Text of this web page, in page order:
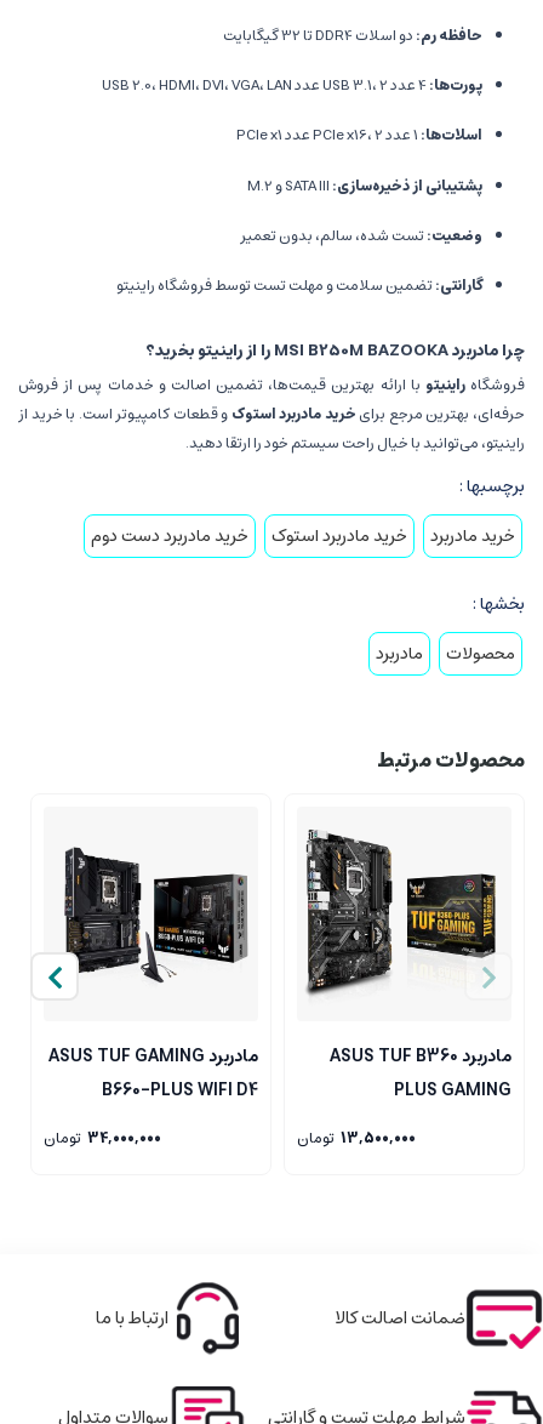
حافظه رم:دو اسلات DDR4 تا 32 گیگابایت
پورت‌ها:
اسلات‌ها:
پشتیبانی از ذخیره‌سازی:
وضعیت:تست شده، سالم، بدون تعمیر
گارانتی:تضمین سلامت و مهلت تست توسط فروشگاه راینیتو
چرا مادربرد MSI B250M BAZOOKA را از راینیتو بخرید؟
فروشگاهراینیتو با ارائه بهترین قیمت‌ها، تضمین اصالت و خدمات پس از فروش
حرفه‌ای، بهترین مرجع برایخرید مادربرد استوکو قطعات کامپیوتر است. با خرید از
راینیتو، می‌توانید با خیال راحت سیستم خود را ارتقا دهید.
برچسبها :
خرید مادربرد
خرید مادربرد استوک خرید مادربرد دست دوم
بخشها :
محصولات
مادربرد
محصولات مرتبط
مادربرد ASUS TUF B360
PLUS GAMING
13,500,000 تومان
مادربرد ASUS TUF GAMING
B660-PLUS WIFI D4
34,000,000 تومان
ضمانت اصالت کالا ارتباط با ما
شرایط مهلت تست و گارانتی سوالات متداول